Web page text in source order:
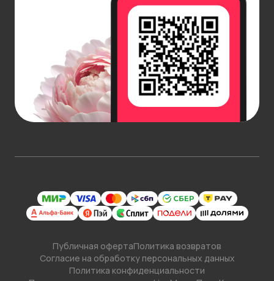
Публичная офертаПолитика возвратов
Согласие на обработку персональных данных
Политика конфиденциальности